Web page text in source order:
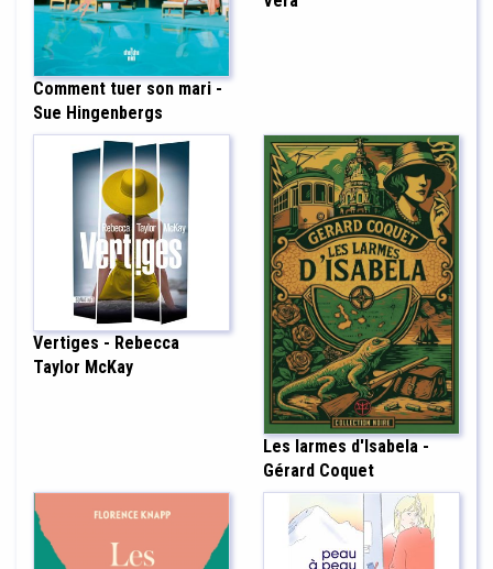
Comment tuer son mari -
Sue Hingenbergs
Vertiges - Rebecca
Taylor McKay
Les larmes d'Isabela -
Gérard Coquet